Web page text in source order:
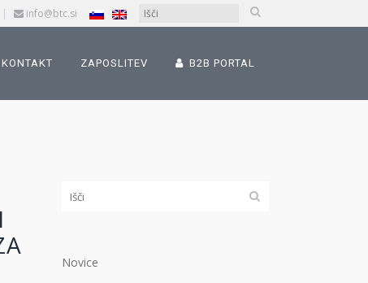
| info@btc.si
KONTAKT ZAPOSLITEV B2B PORTAL
Novice